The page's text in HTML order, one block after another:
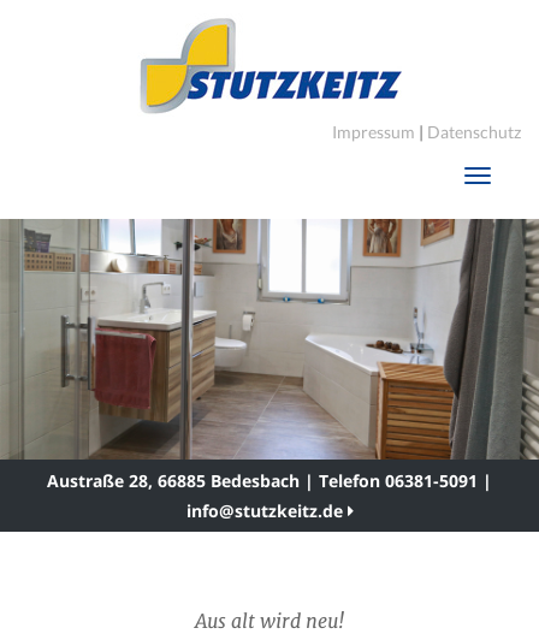
Impressum | Datenschutz
Toggle
Austraße 28, 66885 Bedesbach | Telefon 06381-5091 |
info@stutzkeitz.de
Aus alt wird neu!